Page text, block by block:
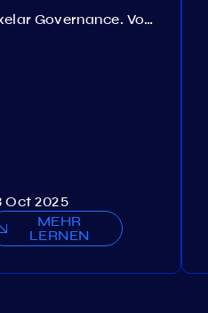
Axelar Governance. Vorschlag №385
Oct 2025
MEHR
LERNEN